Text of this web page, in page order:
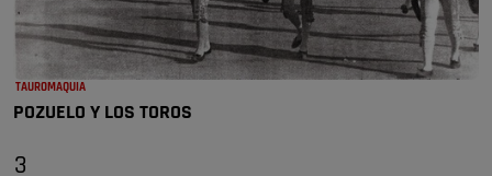
TAUROMAQUIA
POZUELO Y LOS TOROS
3